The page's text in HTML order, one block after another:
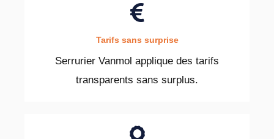
Tarifs sans surprise
Serrurier Vanmol applique des tarifs
transparents sans surplus.